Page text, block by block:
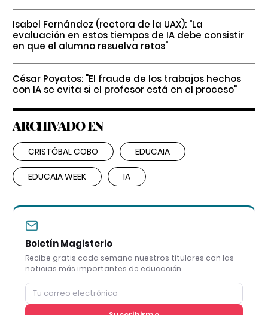
Isabel Fernández (rectora de la UAX): "La
evaluación en estos tiempos de IA debe consistir
en que el alumno resuelva retos"
César Poyatos: "El fraude de los trabajos hechos
con IA se evita si el profesor está en el proceso"
ARCHIVADO EN
CRISTÓBAL COBO EDUCAIA
EDUCAIA WEEK IA
Boletín Magisterio
Recibe gratis cada semana nuestros titulares con las
noticias más importantes de educación